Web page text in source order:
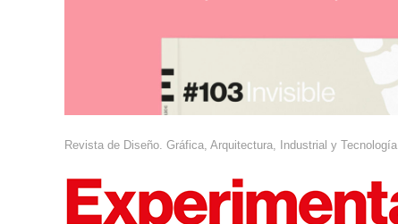
Revista de Diseño. Gráfica, Arquitectura, Industrial y Tecnología